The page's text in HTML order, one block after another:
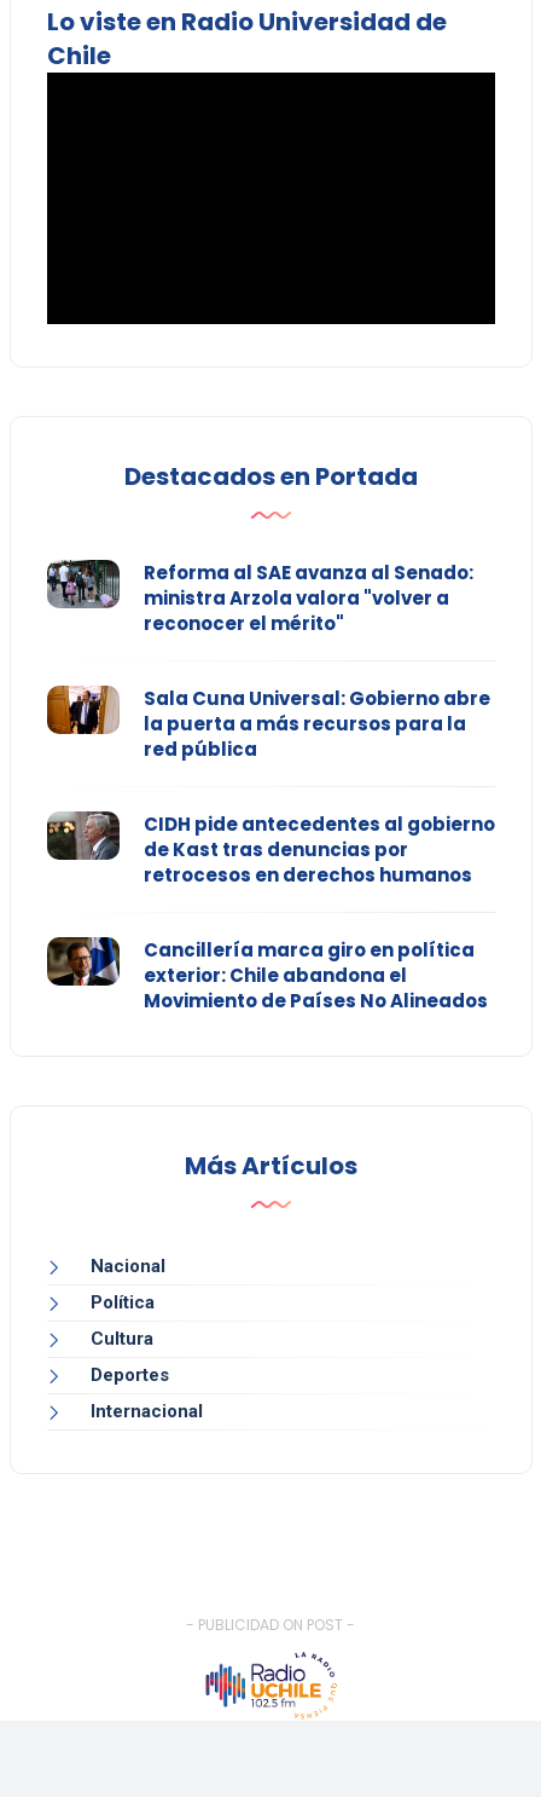
Lo viste en Radio Universidad de
Chile
Destacados en Portada
Reforma al SAE avanza al Senado:
ministra Arzola valora "volver a
reconocer el mérito"
Sala Cuna Universal: Gobierno abre
la puerta a más recursos para la
red pública
CIDH pide antecedentes al gobierno
de Kast tras denuncias por
retrocesos en derechos humanos
Cancillería marca giro en política
exterior: Chile abandona el
Movimiento de Países No Alineados
Más Artículos
Nacional
Política
Cultura
Deportes
Internacional
- PUBLICIDAD ON POST -